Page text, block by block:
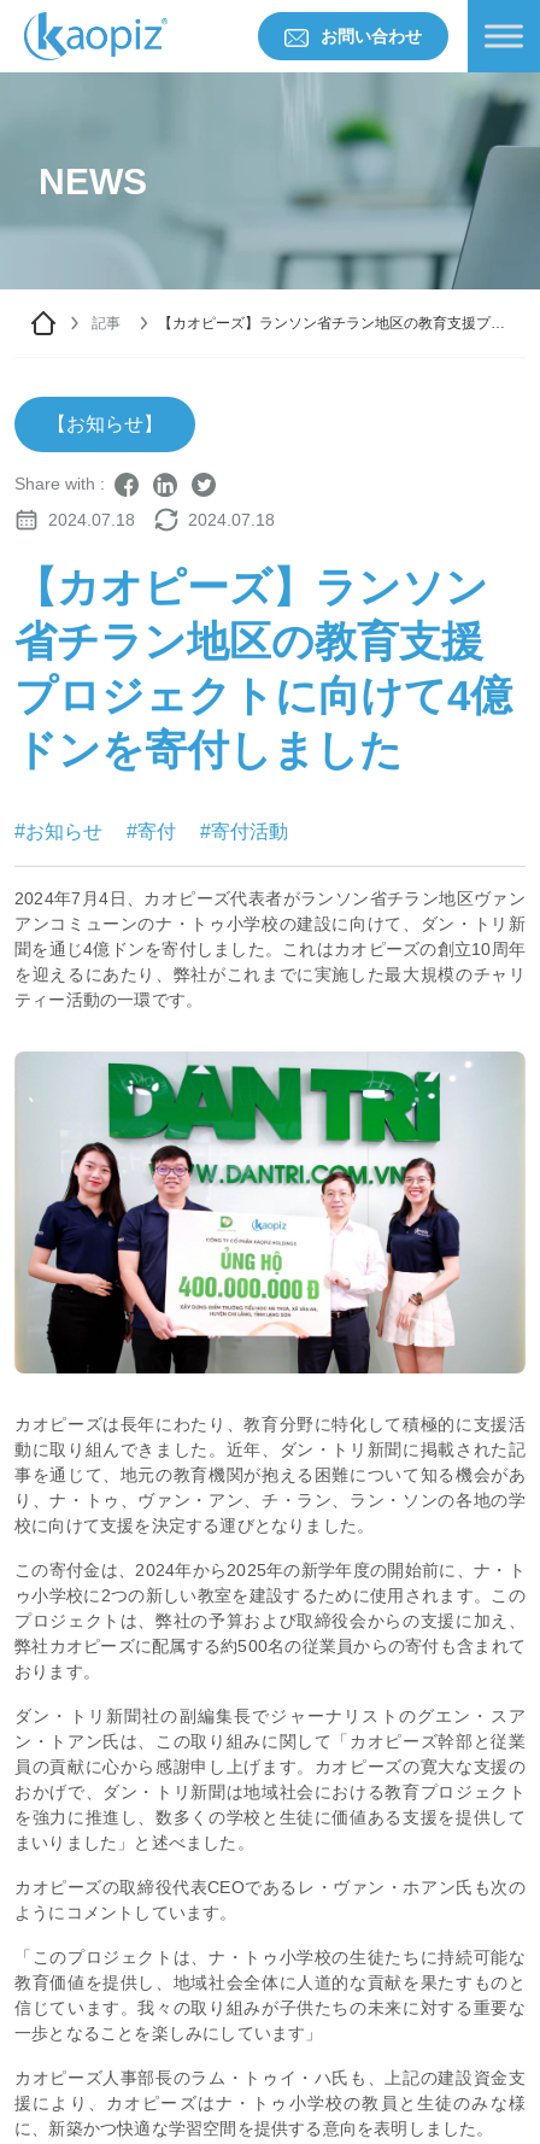
お問い合わせ
NEWS
記事
【カオピーズ】ランソン省チラン地区の教育支援プロ
【お知らせ】
Share with :
2024.07.18
2024.07.18
【カオピーズ】ランソン
省チラン地区の教育支援
プロジェクトに向けて4億
ドンを寄付しました
#お知らせ #寄付 #寄付活動
2024年7月4日、カオピーズ代表者がランソン省チラン地区ヴァン
アンコミューンのナ・トゥ小学校の建設に向けて、ダン・トリ新
聞を通じ4億ドンを寄付しました。これはカオピーズの創立10周年
を迎えるにあたり、弊社がこれまでに実施した最大規模のチャリ
ティー活動の一環です。
カオピーズは長年にわたり、教育分野に特化して積極的に支援活
動に取り組んできました。近年、ダン・トリ新聞に掲載された記
事を通じて、地元の教育機関が抱える困難について知る機会があ
り、ナ・トゥ、ヴァン・アン、チ・ラン、ラン・ソンの各地の学
校に向けて支援を決定する運びとなりました。
この寄付金は、2024年から2025年の新学年度の開始前に、ナ・ト
ゥ小学校に2つの新しい教室を建設するために使用されます。この
プロジェクトは、弊社の予算および取締役会からの支援に加え、
弊社カオピーズに配属する約500名の従業員からの寄付も含まれて
おります。
ダン・トリ新聞社の副編集長でジャーナリストのグエン・スア
ン・トアン氏は、この取り組みに関して「カオピーズ幹部と従業
員の貢献に心から感謝申し上げます。カオピーズの寛大な支援の
おかげで、ダン・トリ新聞は地域社会における教育プロジェクト
を強力に推進し、数多くの学校と生徒に価値ある支援を提供して
まいりました」と述べました。
カオピーズの取締役代表CEOであるレ・ヴァン・ホアン氏も次の
ようにコメントしています。
「このプロジェクトは、ナ・トゥ小学校の生徒たちに持続可能な
教育価値を提供し、地域社会全体に人道的な貢献を果たすものと
信じています。我々の取り組みが子供たちの未来に対する重要な
一歩となることを楽しみにしています」
カオピーズ人事部長のラム・トゥイ・ハ氏も、上記の建設資金支
援により、カオピーズはナ・トゥ小学校の教員と生徒のみな様
に、新築かつ快適な学習空間を提供する意向を表明しました。